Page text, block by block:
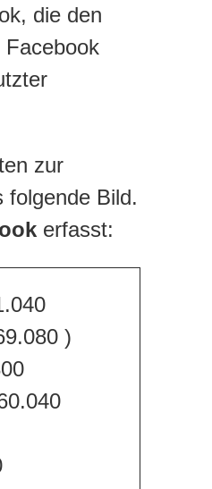
die den
Facebook
zur
folgende Bild.
erfasst:
)